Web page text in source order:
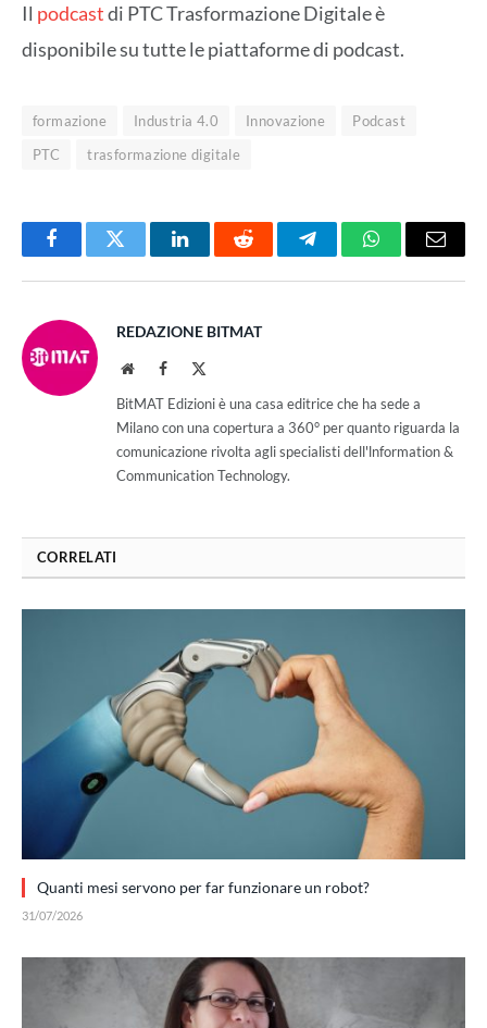
Il podcastdi PTC Trasformazione Digitale è
disponibile su tutte le piattaforme di podcast.
formazione Industria 4.0 Innovazione
Podcast
PTC
trasformazione digitale
FacebookTwitter LinkedInReddit TelegramWhatsAppEmail
REDAZIONE BITMAT
WebsiteFacebook
BitMAT Edizioni è una casa editrice che ha sede a
Milano con una copertura a 360° per quanto riguarda la
comunicazione rivolta agli specialisti dell'lnformation &
Communication Technology.
CORRELATI
Quanti mesi servono per far funzionare un robot?
31/07/2026